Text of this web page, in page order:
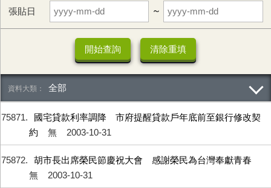
張貼日 ~
全部
75871
國宅貸款利率調降 市府提醒貸款戶年底前至銀行修改契
約
無 2003-10-31
75872
胡市長出席榮民節慶祝大會 感謝榮民為台灣奉獻青春
無
2003-10-31